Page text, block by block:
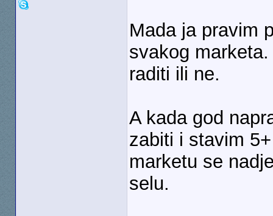
Mada ja pravim
svakog
raditi ili ne.
A kada god
zabiti i stavim
marketu se
selu.